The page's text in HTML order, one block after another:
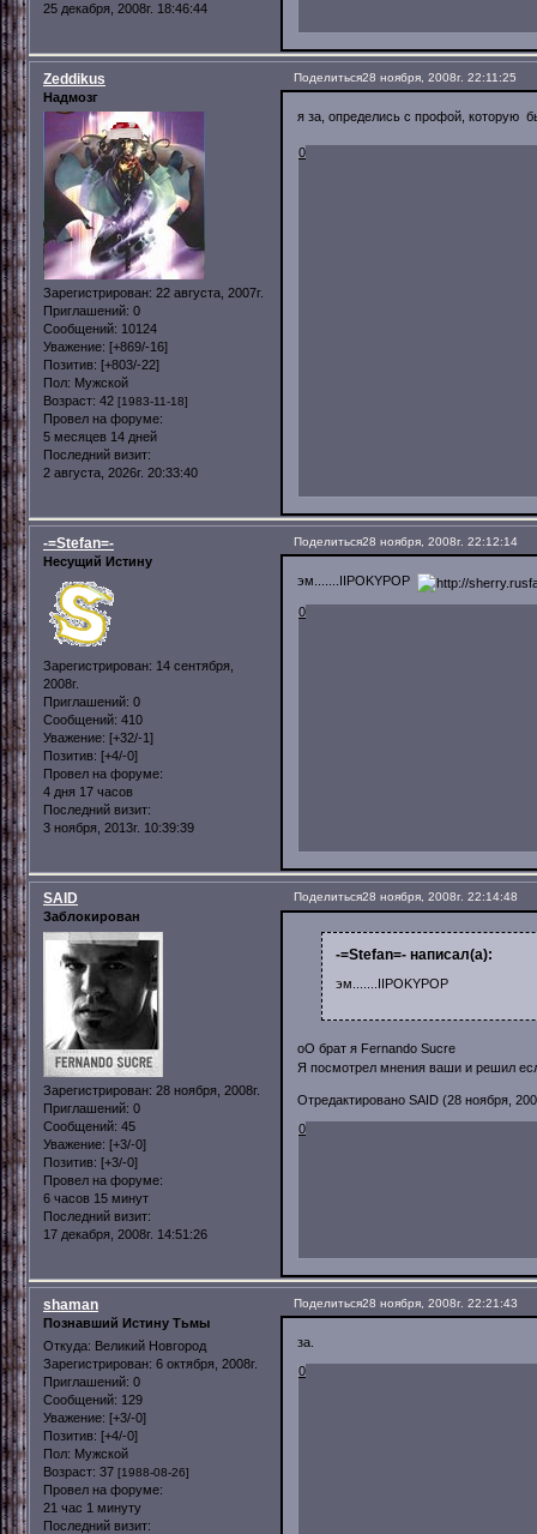
25 декабря, 2008г. 18:46:44
Поделиться28 ноября, 2008г. 22:11:25
Zeddikus
Надмозг
Зарегистрирован: 22 августа, 2007г.
Приглашений: 0
Сообщений: 10124
Уважение: [+869/-16]
Позитив: [+803/-22]
Пол: Мужской
Возраст: 42 [1983-11-18]
Провел на форуме:
5 месяцев 14 дней
Последний визит:
2 августа, 2026г. 20:33:40
я за, определись с профой, которую
0
Поделиться28 ноября, 2008г. 22:12:14
-=Stefan=-
Несущий Истину
Зарегистрирован: 14 сентября,
2008г.
Приглашений: 0
Сообщений: 410
Уважение: [+32/-1]
Позитив: [+4/-0]
Провел на форуме:
4 дня 17 часов
Последний визит:
3 ноября, 2013г. 10:39:39
эм.......IIPOKYPOP
0
Поделиться28 ноября, 2008г. 22:14:48
SAID
Заблокирован
Зарегистрирован: 28 ноября, 2008г.
Приглашений: 0
Сообщений: 45
Уважение: [+3/-0]
Позитив: [+3/-0]
Провел на форуме:
6 часов 15 минут
Последний визит:
17 декабря, 2008г. 14:51:26
-=Stefan=- написал(а):
эм.......IIPOKYPOP
оО брат я Fernando Sucre
Я посмотрел мнения ваши и решил
Отредактировано SAID (28 ноября,
0
Поделиться28 ноября, 2008г. 22:21:43
shaman
Познавший Истину Тьмы
Откуда: Великий Новгород
Зарегистрирован: 6 октября, 2008г.
Приглашений: 0
Сообщений: 129
Уважение: [+3/-0]
Позитив: [+4/-0]
Пол: Мужской
Возраст: 37 [1988-08-26]
Провел на форуме:
21 час 1 минуту
Последний визит:
за.
0